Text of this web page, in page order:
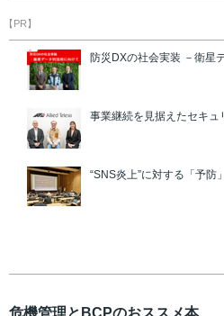
【PR】
防災DXの社会実装 －衛星
事業継続を見据えたセキュ
“SNS炎上”に対する「予防
危機管理とBCPのおススメ本